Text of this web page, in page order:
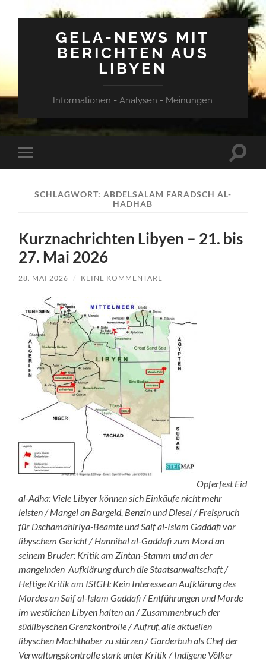
GELA-NEWS MIT
BERICHTEN AUS
LIBYEN
Informationen - Analysen - Meinungen
Mobile-
Menü
SCHLAGWORT: ABDELSALAM FARADSCH AL-
HADHAB
Kurznachrichten Libyen – 21. bis
27. Mai 2026
28. MAI 2026 / KEINE KOMMENTARE
Opferfest Eid
al-Adha: Viele Libyer können sich Einkäufe nicht mehr
leisten / Mangel an Bargeld, Benzin und Diesel / Freispruch
für Dschamahiriya-Beamte und Saif al-Islam Gaddafi vor
libyschem Gericht / Hannibal al-Gaddafi zum Mord an
seinem Bruder: Kritik am Zintan-Stamm und an der
mangelnden Aufklärung durch die Staatsanwaltschaft /
Heftige Kritik am IStGH: Kein Interesse an Aufklärung des
Mordes an Saif al-Islam Gaddafi / Entführungen und Morde
im westlichen Libyen halten an / Zusammenbruch der
südlibyschen Grenzkontrolle / Aufruf, alle aktuellen
libyschen Machthaber zu stürzen / Garderbuh als Chef der
Verwaltungskontrolle stark unter Kritik / Indigene Völker